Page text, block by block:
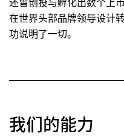
在世界头部品牌领导设计
功说明了一切。
我们的能力